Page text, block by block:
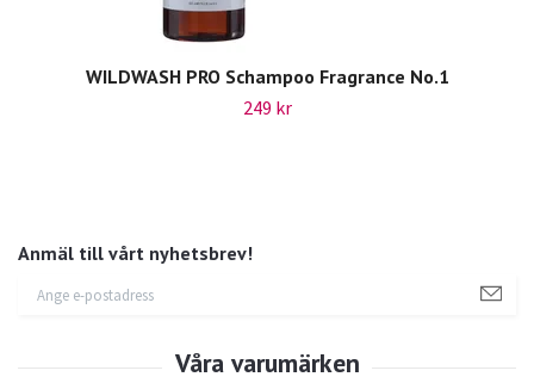
Anmäl till vårt nyhetsbrev!
WILDWASH PRO Schampoo Fragrance No.1
249 kr